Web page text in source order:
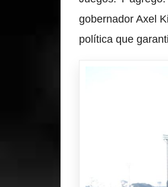
gobernador Axel
política que